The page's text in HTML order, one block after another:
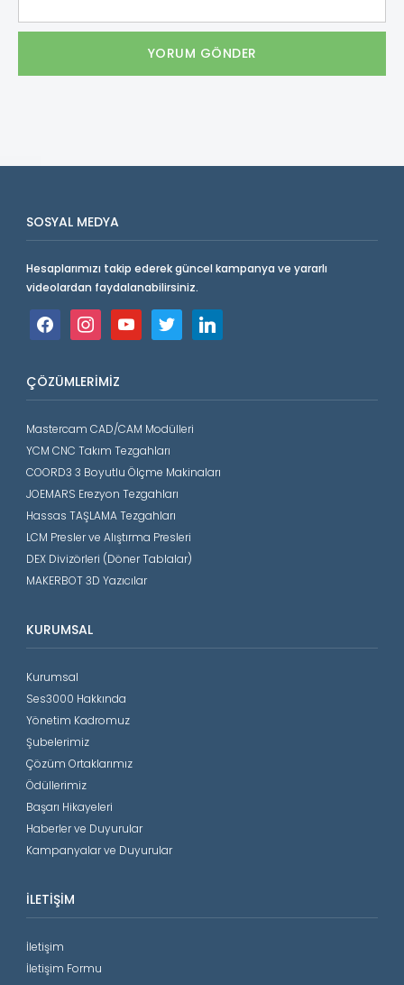
SOSYAL MEDYA
Hesaplarımızı takip ederek güncel kampanya ve yararlı
videolardan faydalanabilirsiniz.
facebookinstagramyoutube twitter linkedin
ÇÖZÜMLERIMIZ
Mastercam CAD/CAM Modülleri
YCM CNC Takım Tezgahları
COORD3 3 Boyutlu Ölçme Makinaları
JOEMARS Erezyon Tezgahları
Hassas TAŞLAMA Tezgahları
LCM Presler ve Alıştırma Presleri
DEX Divizörleri (Döner Tablalar)
MAKERBOT 3D Yazıcılar
KURUMSAL
Kurumsal
Ses3000 Hakkında
Yönetim Kadromuz
Şubelerimiz
Çözüm Ortaklarımız
Ödüllerimiz
Başarı Hikayeleri
Haberler ve Duyurular
Kampanyalar ve Duyurular
İLETIŞIM
İletişim
İletişim Formu